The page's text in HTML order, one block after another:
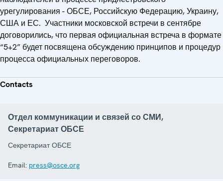
урегулирования - ОБСЕ, Российскую Федерацию, Украину,
США и ЕС. Участники московской встречи в сентябре
договорились, что первая официальная встреча в формате
“5+2” будет посвящена обсуждению принципов и процедур
процесса официальных переговоров.
Contacts
Отдел коммуникации и связей со СМИ,
Секретариат ОБСЕ
Секретариат ОБСЕ
Email: press@osce.org